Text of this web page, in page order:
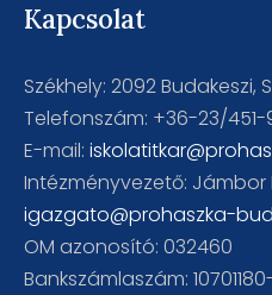
Kapcsolat
Székhely: 2092 Budakeszi,
Telefonszám: +36-23/451-
E-mail:
Intézményvezető: Jámbor
igazgato@prohaszka-
OM azonosító: 032460
Bankszámlaszám: